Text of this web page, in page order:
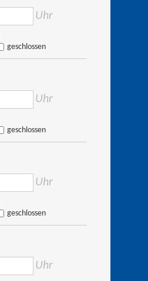
Uhr
geschlossen
Uhr
geschlossen
Uhr
geschlossen
Uhr